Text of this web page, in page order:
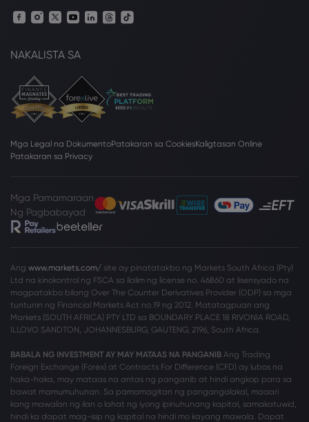
NAKALISTA SA
Mga Legal na DokumentoPatakaran sa CookiesKaligtasan Online
Patakaran sa Privacy
Mga Pamamaraan
Ng Pagbabayad
Ang www.markets.com/ site ay pinatatakbo ng Markets South Africa (Pty)
Ltd na kinokontrol ng FSCA sa ilalim ng license no. 46860 at lisensyado na
magpatakbo bilang Over The Counter Derivatives Provider (ODP) sa mga
tuntunin ng Financial Markets Act no.19 ng 2012. Matatagpuan ang
Markets (SOUTH AFRICA) PTY LTD sa BOUNDARY PLACE 18 RIVONIA ROAD,
ILLOVO SANDTON, JOHANNESBURG, GAUTENG, 2196, South Africa.
BABALA NG INVESTMENT AY MAY MATAAS NA PANGANIB Ang Trading
Foreign Exchange (Forex) at Contracts For Difference (CFD) ay lubos na
haka-haka, may mataas na antas ng panganib at hindi angkop para sa
bawat mamumuhunan. Sa pamamagitan ng pangangalakal, maaari
kang mawalan ng ilan o lahat ng iyong ipinuhunang kapital, samakatuwid,
hindi ka dapat mag-isip ng kapital na hindi mo kayang mawala. Dapat